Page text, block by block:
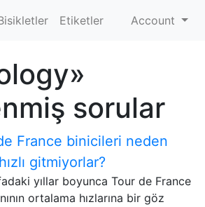
Etiketler Account
sorular
France binicileri neden
gitmiyorlar?
yıllar boyunca Tour de France
ortalama hızlarına bir göz